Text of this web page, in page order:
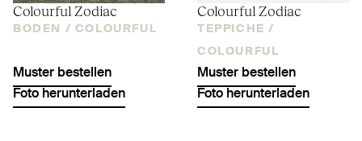
Colourful Zodiac
BODEN / COLOURFUL
Muster bestellen
Foto herunterladen
Colourful Zodiac
TEPPICHE /
COLOURFUL
Muster bestellen
Foto herunterladen